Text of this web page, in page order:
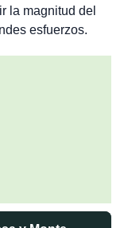
la magnitud del
esfuerzos.